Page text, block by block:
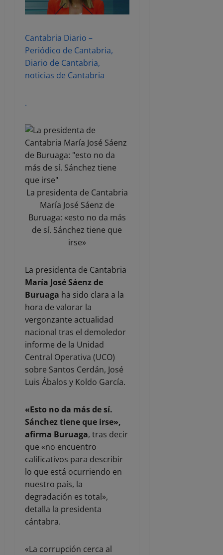
Cantabria Diario –
Periódico de Cantabria,
Diario de Cantabria,
noticias de Cantabria
.
La presidenta de Cantabria
María José Sáenz de
Buruaga: «esto no da más
de sí. Sánchez tiene que
irse»
La presidenta de Cantabria
María José Sáenz de
Buruaga ha sido clara a la
hora de valorar la
vergonzante actualidad
nacional tras el demoledor
informe de la Unidad
Central Operativa (UCO)
sobre Santos Cerdán, José
Luis Ábalos y Koldo García.
«Esto no da más de sí.
Sánchez tiene que irse»,
afirma Buruaga, tras decir
que «no encuentro
calificativos para describir
lo que está ocurriendo en
nuestro país, la
degradación es total»,
detalla la presidenta
cántabra.
«La corrupción cerca al